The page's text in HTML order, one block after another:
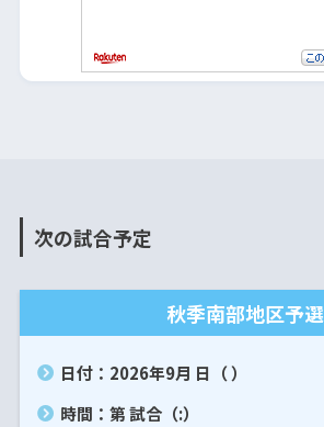
次の試合予定
秋季南部地区予選
日付：2026年9月 日（ ）
時間：第 試合（:）